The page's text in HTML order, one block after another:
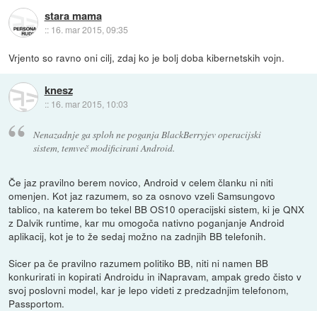
stara mama
:: 16. mar 2015, 09:35
Vrjento so ravno oni cilj, zdaj ko je bolj doba kibernetskih vojn.
knesz
:: 16. mar 2015, 10:03
Nenazadnje ga sploh ne poganja BlackBerryjev operacijski
sistem, temveč modificirani Android.
Če jaz pravilno berem novico, Android v celem članku ni niti
omenjen. Kot jaz razumem, so za osnovo vzeli Samsungovo
tablico, na katerem bo tekel BB OS10 operacijski sistem, ki je QNX
z Dalvik runtime, kar mu omogoča nativno poganjanje Android
aplikacij, kot je to že sedaj možno na zadnjih BB telefonih.
Sicer pa če pravilno razumem politiko BB, niti ni namen BB
konkurirati in kopirati Androidu in iNapravam, ampak gredo čisto v
svoj poslovni model, kar je lepo videti z predzadnjim telefonom,
Passportom.